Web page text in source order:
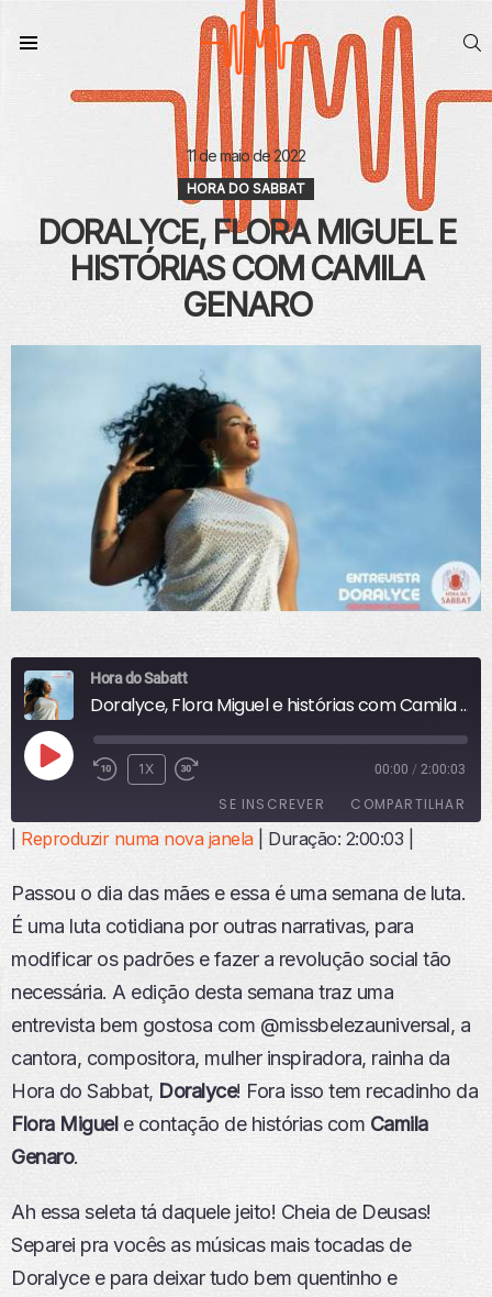
11 de maio de 2022
HORA DO SABBAT
DORALYCE, FLORA MIGUEL E
HISTÓRIAS COM CAMILA
GENARO
Hora do Sabatt
Doralyce, Flora Miguel e histórias com Camila Genaro
R
E
U
Z
R
E
I
S
D
I
1X 00:00 / 2:00:03
SE INSCREVER COMPARTILHAR
FEED RSS
INCORPO
RAR
Reproduzir numa nova janela| Duração: 2:00:03
Passou o dia das mães e essa é uma semana de luta.
É uma luta cotidiana por outras narrativas, para
modificar os padrões e fazer a revolução social tão
necessária. A edição desta semana traz uma
entrevista bem gostosa com @missbelezauniversal, a
cantora, compositora, mulher inspiradora, rainha da
Hora do Sabbat, Doralyce! Fora isso tem recadinho da
Flora Miguele contação de histórias com Camila
Genaro.
Ah essa seleta tá daquele jeito! Cheia de Deusas!
Separei pra vocês as músicas mais tocadas de
Doralyce e para deixar tudo bem quentinho e